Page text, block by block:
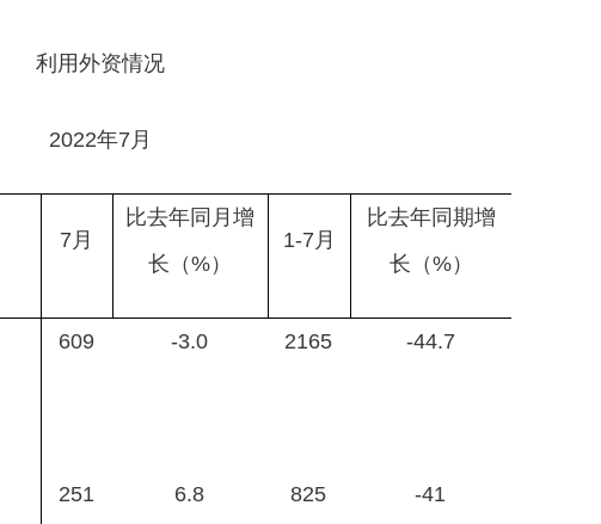
利用外资情况
2022年7月
7月
比去年同月增
长（%）
1-7月
比去年同期增
长（%）
609 -3.0 2165 -44.7
251 6.8 825 -41